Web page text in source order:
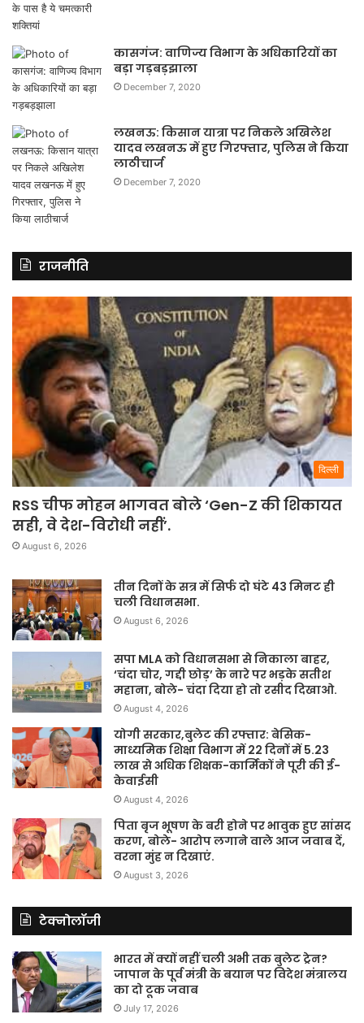
कासगंज: वाणिज्य विभाग के अधिकारियों का
बड़ा गड़बड़झाला
December 7, 2020
लखनऊ: किसान यात्रा पर निकले अखिलेश
यादव लखनऊ में हुए गिरफ्तार, पुलिस ने किया
लाठीचार्ज
December 7, 2020
राजनीति
दिल्ली
RSS चीफ मोहन भागवत बोले ‘Gen-Z की शिकायत
सही, वे देश-विरोधी नहीं’.
August 6, 2026
तीन दिनों के सत्र में सिर्फ दो घंटे 43 मिनट ही
चली विधानसभा.
August 6, 2026
सपा MLA को विधानसभा से निकाला बाहर,
‘चंदा चोर, गद्दी छोड़’ के नारे पर भड़के सतीश
महाना, बोले- चंदा दिया हो तो रसीद दिखाओ.
August 4, 2026
योगी सरकार,बुलेट की रफ्तार: बेसिक-
माध्यमिक शिक्षा विभाग में 22 दिनों में 5.23
लाख से अधिक शिक्षक-कार्मिकों ने पूरी की ई-
केवाईसी
August 4, 2026
पिता बृज भूषण के बरी होने पर भावुक हुए सांसद
करण, बोले- आरोप लगाने वाले आज जवाब दें,
वरना मुंह न दिखाएं.
August 3, 2026
टेक्नोलॉजी
भारत में क्यों नहीं चली अभी तक बुलेट ट्रेन?
जापान के पूर्व मंत्री के बयान पर विदेश मंत्रालय
का दो टूक जवाब
July 17, 2026